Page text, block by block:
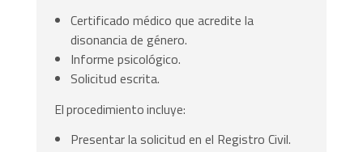
Certificado médico que acredite la
disonancia de género.
Informe psicológico.
Solicitud escrita.
El procedimiento incluye:
Presentar la solicitud en el Registro Civil.